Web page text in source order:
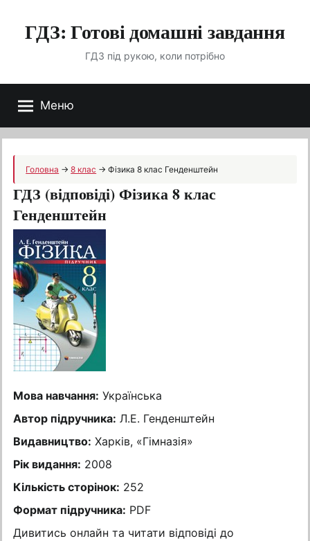
ГДЗ: Готові домашні завдання
ГДЗ під рукою, коли потрібно
Меню
Головна →8 клас →Фізика 8 клас Генденштейн
ГДЗ (відповіді) Фізика 8 клас
Генденштейн
Мова навчання: Українська
Автор підручника: Л.Е. Генденштейн
Видавництво: Харків, «Гімназія»
Рік видання: 2008
Кількість сторінок: 252
Формат підручника: PDF
Дивитись онлайн та читати відповіді до